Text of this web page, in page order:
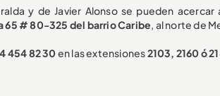
y de Javier Alonso se pueden
65 # 80-325 del barrio Caribe, al norte de
454 82 30 en las extensiones2103, 2160 ó